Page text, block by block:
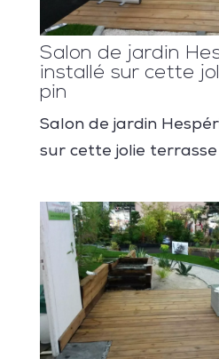
Salon de jardin
installé sur cette
pin
Salon de jardin
sur cette jolie terrasse